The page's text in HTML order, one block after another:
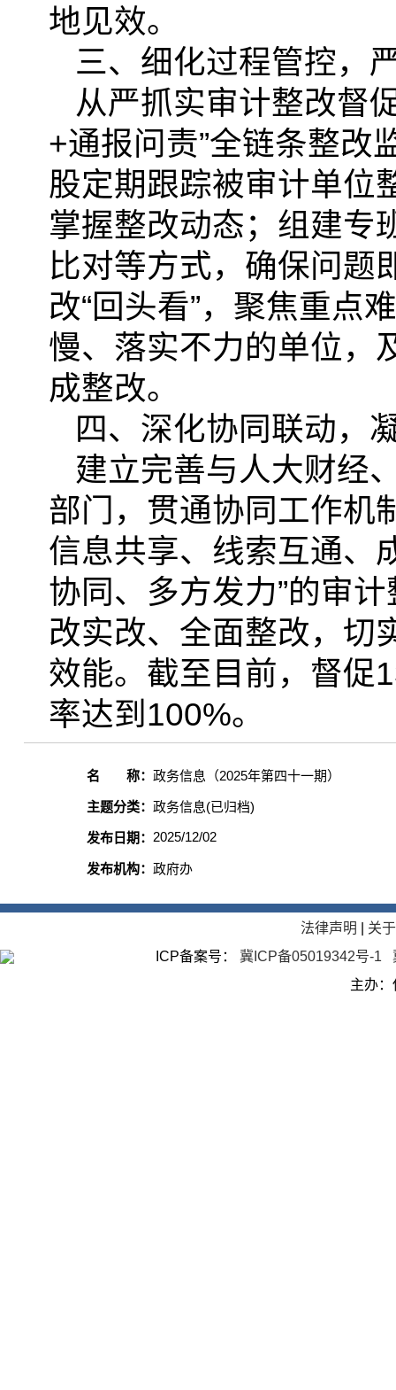
地见效。
三、细化过程管控，
从严抓实审计整改督
+通报问责”全链条整改
股定期跟踪被审计单位
掌握整改动态；组建专
比对等方式，确保问题
改“回头看”，聚焦重点
慢、落实不力的单位，
成整改。
四、深化协同联动，
建立完善与人大财经
部门，贯通协同工作机
信息共享、线索互通、
协同、多方发力”的审
改实改、全面整改，切
效能。截至目前，督促
率达到100%。
名 称： 政务信息（2025年第四十一期）
主题分类： 政务信息(已归档)
发布日期： 2025/12/02
发布机构： 政府办
法律声明
关
ICP备案号：
冀ICP备05019342号-1
主办